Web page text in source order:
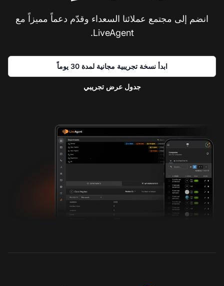
انضم إلى مجتمع عملائنا السعداء وقدّم دعماً مميزاً مع
LiveAgent.
ابدأ نسخة تجريبية مجانية لمدة 30 يوماً
جدول عرض تجريبي